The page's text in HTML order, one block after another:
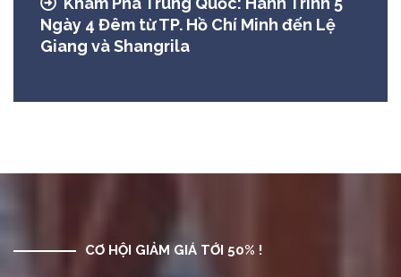
Ngày 4 Đêm từ TP. Hồ Chí Minh đến Lệ
Giang và Shangrila
CƠ HỘI GIẢM GIÁ TỚI 50% !